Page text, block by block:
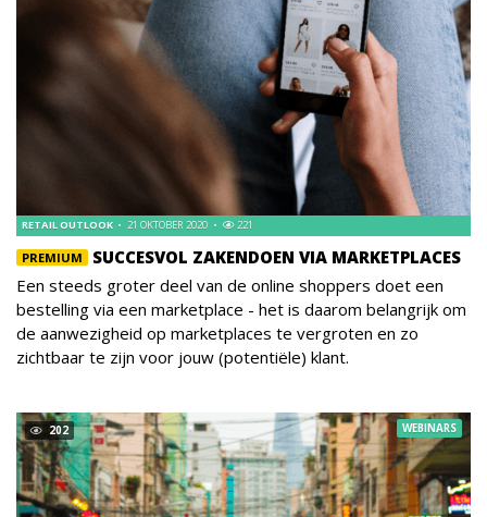
PREMIUM SUCCESVOL ZAKENDOEN VIA MARKETPLACES
RETAIL OUTLOOK 21 OKTOBER 2020 221
Een steeds groter deel van de online shoppers doet een
bestelling via een marketplace - het is daarom belangrijk om
de aanwezigheid op marketplaces te vergroten en zo
zichtbaar te zijn voor jouw (potentiële) klant.
202 WEBINARS